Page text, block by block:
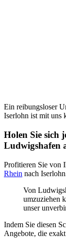
Ein reibungsloser
Iserlohn ist mit uns
Holen Sie sich
Ludwigshafen
Profitieren Sie von
Rhein nach
Von
umzuziehen
unser
Indem Sie diesen
Angebote, die